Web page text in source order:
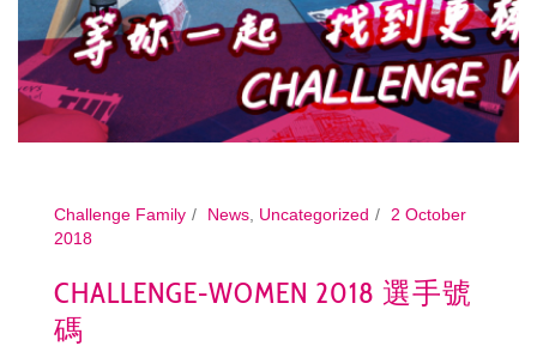
Challenge Family News Uncategorized
2 October
2018
CHALLENGE-WOMEN 2018 選手號
碼